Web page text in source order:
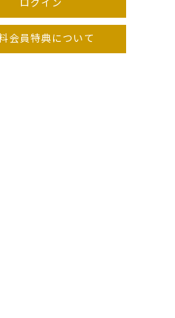
ログイン
会員特典について